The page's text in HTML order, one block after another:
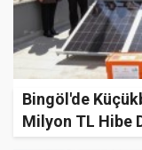
Bingöl'de
Milyon TL Hibe